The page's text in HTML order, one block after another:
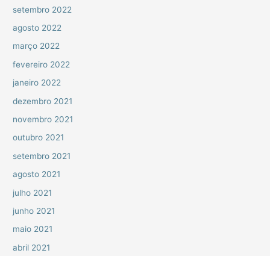
setembro 2022
agosto 2022
março 2022
fevereiro 2022
janeiro 2022
dezembro 2021
novembro 2021
outubro 2021
setembro 2021
agosto 2021
julho 2021
junho 2021
maio 2021
abril 2021